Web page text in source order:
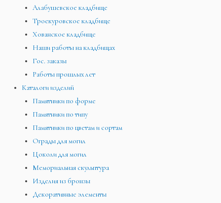
Алабушевское кладбище
Троекуровское кладбище
Хованское кладбище
Наши работы на кладбищах
Гос. заказы
Работы прошлых лет
Каталоги изделий
Памятники по форме
Памятники по типу
Памятники по цветам и сортам
Ограды для могил
Цоколи для могил
Мемориальная скульптура
Изделия из бронзы
Декоративные элементы